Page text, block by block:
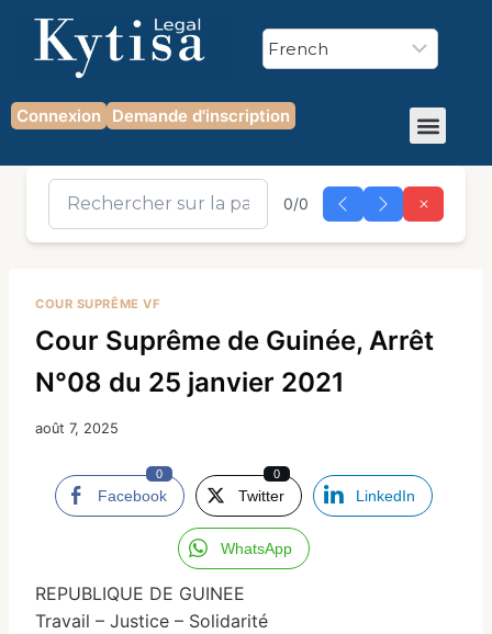
Connexion Demande d'inscription
0/0
COUR SUPRÊME VF
Cour Suprême de Guinée, Arrêt
N°08 du 25 janvier 2021
août 7, 2025
Facebook
0
Twitter
0
LinkedIn
WhatsApp
REPUBLIQUE DE GUINEE
Travail – Justice – Solidarité